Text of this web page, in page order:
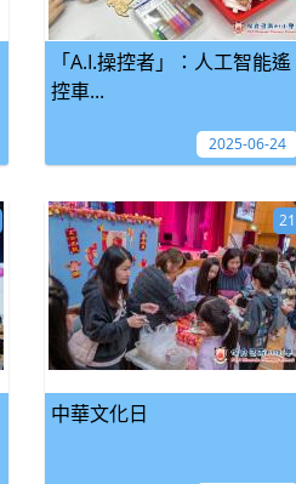
「A.I.操控者」：人工智能遙
控車...
2025-06-24
中華文化日
21